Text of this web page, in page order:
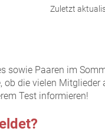
Zuletzt
sowie Paaren im
ob die vielen Mitglieder
Test informieren!